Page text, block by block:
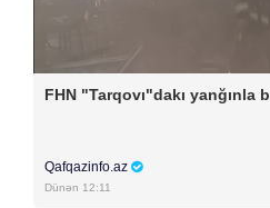
FHN "Tarqovı"dakı yanğınla
Qafqazinfo.az
Dünən 12:11